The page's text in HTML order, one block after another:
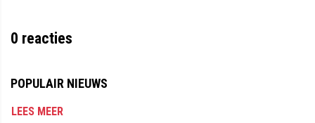
0 reacties
POPULAIR NIEUWS
LEES MEER